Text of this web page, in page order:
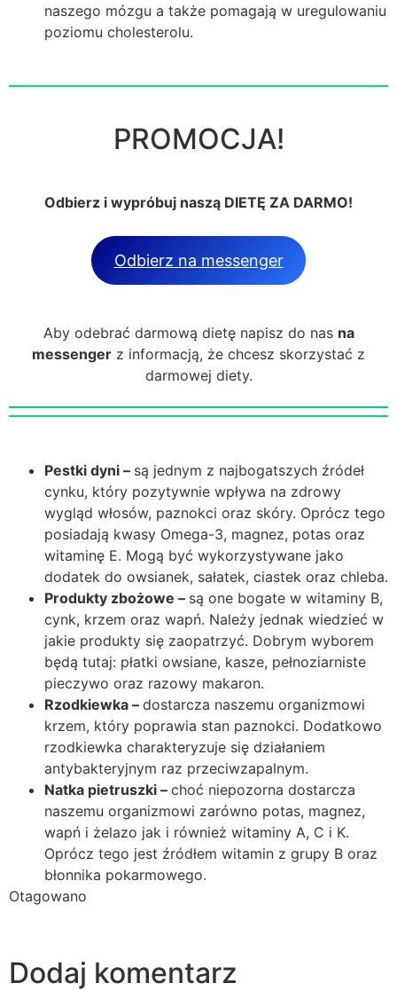
naszego mózgu a także pomagają w uregulowaniu
poziomu cholesterolu.
PROMOCJA!
Odbierz i wypróbuj naszą DIETĘ ZA DARMO!
Odbierz na messenger
Aby odebrać darmową dietę napisz do nas na
messenger z informacją, że chcesz skorzystać z
darmowej diety.
Pestki dyni – są jednym z najbogatszych źródeł
cynku, który pozytywnie wpływa na zdrowy
wygląd włosów, paznokci oraz skóry. Oprócz tego
posiadają kwasy Omega-3, magnez, potas oraz
witaminę E. Mogą być wykorzystywane jako
dodatek do owsianek, sałatek, ciastek oraz chleba.
Produkty zbożowe – są one bogate w witaminy B,
cynk, krzem oraz wapń. Należy jednak wiedzieć w
jakie produkty się zaopatrzyć. Dobrym wyborem
będą tutaj: płatki owsiane, kasze, pełnoziarniste
pieczywo oraz razowy makaron.
Rzodkiewka – dostarcza naszemu organizmowi
krzem, który poprawia stan paznokci. Dodatkowo
rzodkiewka charakteryzuje się działaniem
antybakteryjnym raz przeciwzapalnym.
Natka pietruszki – choć niepozorna dostarcza
naszemu organizmowi zarówno potas, magnez,
wapń i żelazo jak i również witaminy A, C i K.
Oprócz tego jest źródłem witamin z grupy B oraz
błonnika pokarmowego.
Otagowano
Dodaj komentarz